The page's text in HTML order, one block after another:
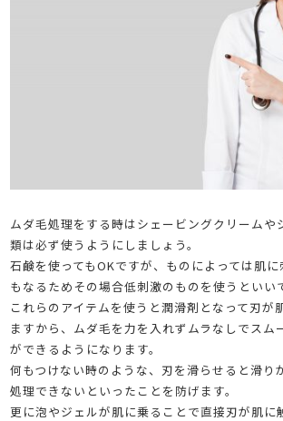
ムダ毛処理をする時はシェービングクリームや
類は必ず使うようにしましょう。
石鹸を使ってもOKですが、ものによっては肌
もなるためその場合低刺激のものを使うといい
これらのアイテムを使うと潤滑剤となって刃が
ますから、ムダ毛を力を入れずムラなしでスム
ができるようになります。
何もつけない時のような、刃を滑らせると滑り
処理できないといったことを防げます。
更に泡やジェルが肌に乗ることで直接刃が肌に